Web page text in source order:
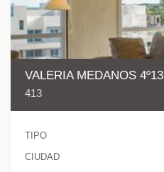
VALERIA MEDANOS 4º13
413
TIPO
CIUDAD